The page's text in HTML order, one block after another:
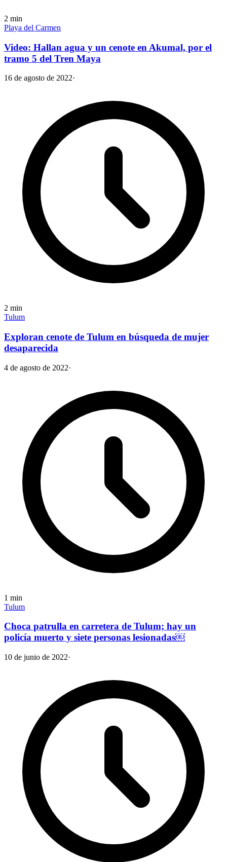
2 min
Playa del Carmen
Video: Hallan agua y un cenote en Akumal, por el
tramo 5 del Tren Maya
16 de agosto de 2022·
2 min
Tulum
Exploran cenote de Tulum en búsqueda de mujer
desaparecida
4 de agosto de 2022·
1 min
Tulum
Choca patrulla en carretera de Tulum; hay un
policía muerto y siete personas lesionadas￼
10 de junio de 2022·